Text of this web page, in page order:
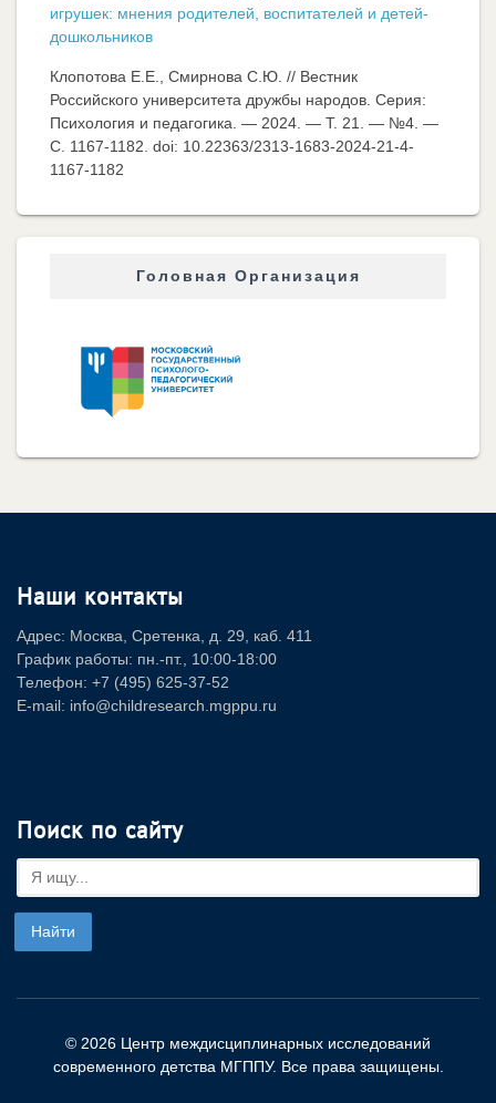
игрушек: мнения родителей, воспитателей и детей-
дошкольников
Клопотова Е.Е., Смирнова С.Ю. // Вестник
Российского университета дружбы народов. Серия:
Психология и педагогика. — 2024. — Т. 21. — №4. —
C. 1167-1182. doi: 10.22363/2313-1683-2024-21-4-
1167-1182
Головная Организация
Наши контакты
Адрес: Москва, Сретенка, д. 29, каб. 411
График работы: пн.-пт., 10:00-18:00
Телефон: +7 (495) 625-37-52
E-mail: info@childresearch.mgppu.ru
Поиск по сайту
© 2026 Центр междисциплинарных исследований
современного детства МГППУ. Все права защищены.